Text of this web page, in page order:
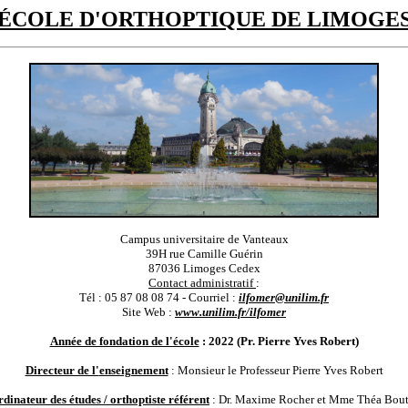
D'ORTHOPTIQUE DE
Campus universitaire de Vanteaux
39H rue Camille Guérin
87036 Limoges Cedex
Contact administratif :
Tél : 05 87 08 08 74 - Courriel : ilfomer@unilim.fr
Site Web : www.unilim.fr/ilfomer
Année de fondation de l'école: 2022 (Pr. Pierre Yves Robert)
Directeur de l'enseignement: Monsieur le Professeur Pierre Yves Robert
des études / orthoptiste référent: Dr. Maxime Rocher et Mme Théa